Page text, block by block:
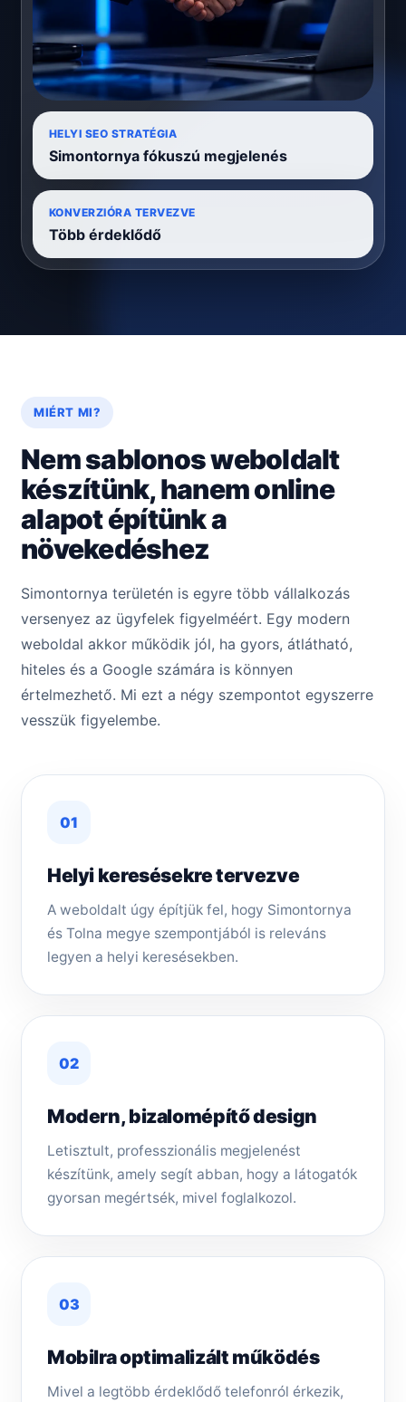
HELYI SEO STRATÉGIA
Simontornya fókuszú megjelenés
KONVERZIÓRA TERVEZVE
Több érdeklődő
MIÉRT MI?
Nem sablonos weboldalt
készítünk, hanem online
alapot építünk a
növekedéshez
Simontornya területén is egyre több vállalkozás
versenyez az ügyfelek figyelméért. Egy modern
weboldal akkor működik jól, ha gyors, átlátható,
hiteles és a Google számára is könnyen
értelmezhető. Mi ezt a négy szempontot egyszerre
vesszük figyelembe.
01
Helyi keresésekre tervezve
A weboldalt úgy építjük fel, hogy Simontornya
és Tolna megye szempontjából is releváns
legyen a helyi keresésekben.
02
Modern, bizalomépítő design
Letisztult, professzionális megjelenést
készítünk, amely segít abban, hogy a látogatók
gyorsan megértsék, mivel foglalkozol.
03
Mobilra optimalizált működés
Mivel a legtöbb érdeklődő telefonról érkezik,